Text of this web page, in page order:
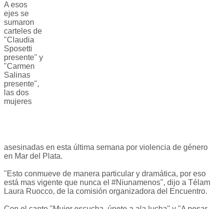
A esos
ejes se
sumaron
carteles de
"Claudia
Sposetti
presente" y
"Carmen
Salinas
presente",
las dos
mujeres
asesinadas en esta última semana por violencia de género
en Mar del Plata.
"Esto conmueve de manera particular y dramática, por eso
está mas vigente que nunca el #Niunamenos", dijo a Télam
Laura Ruocco, de la comisión organizadora del Encuentro.